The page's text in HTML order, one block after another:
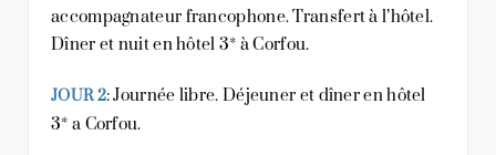
accompagnateur francophone. Transfert à l’hôtel.
Dîner et nuit en hôtel 3* à Corfou.
JOUR 2: Journée libre. Déjeuner et dîner en hôtel
3* a Corfou.